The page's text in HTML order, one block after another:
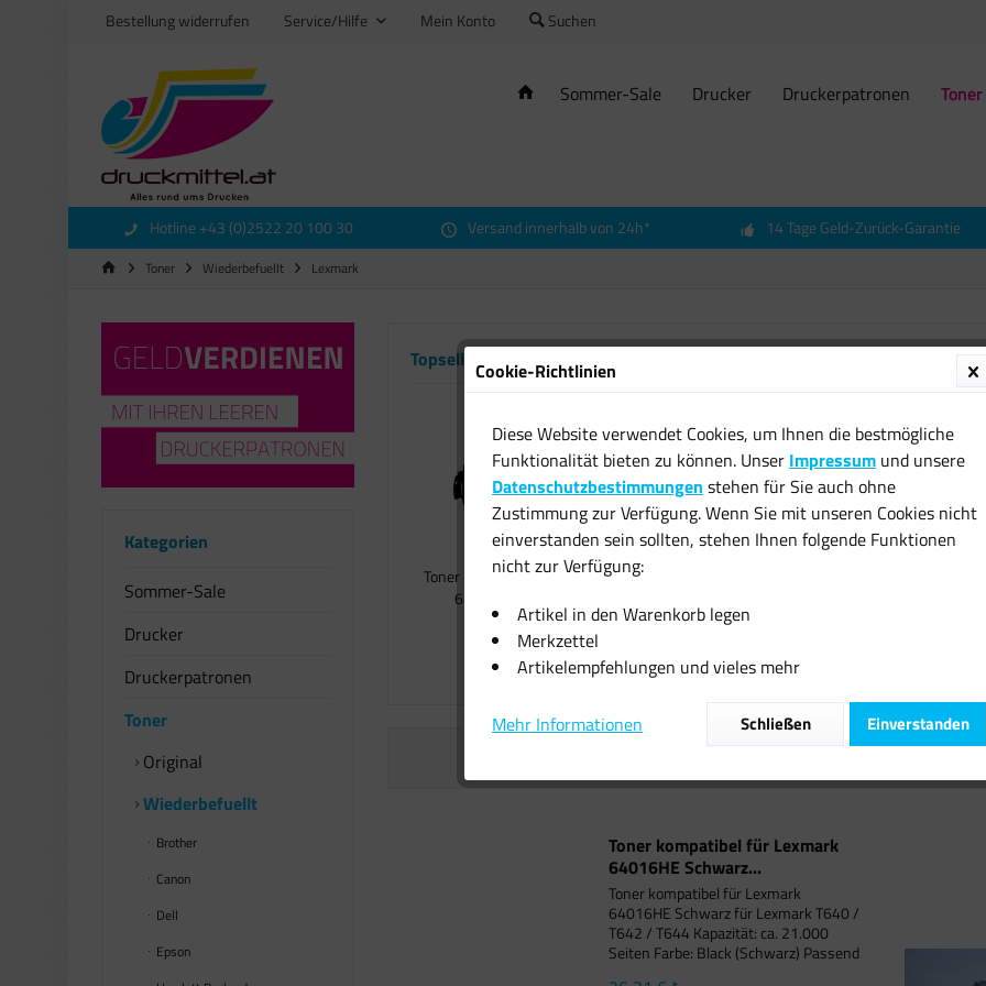
Bestellung widerrufen Service/Hilfe Mein Konto Suchen
Sommer-Sale Drucker Druckerpatronen Toner
Hotline +43 (0)2522 20 100 30 Versand innerhalb von 24h* 14 Tage Geld-Zurück-Garantie
Toner Wiederbefuellt Lexmark
Kategorien
Sommer-Sale
Drucker
Druckerpatronen
Toner
Original
Wiederbefuellt
Brother
Canon
Dell
Epson
Topseller
Toner kompatibel für Lexmark
64016HE Schwarz...
26,21 € *
Lexmark
Toner kompatibel für Lexmark
64016HE Schwarz...
Toner kompatibel für Lexmark
64016HE Schwarz für Lexmark T640 /
T642 / T644 Kapazität: ca. 21.000
Seiten Farbe: Black (Schwarz) Passend
Cookie-Richtlinien
Diese Website verwendet Cookies, um Ihnen die bestmögliche
Funktionalität bieten zu können. Unser Impressum und unsere
Datenschutzbestimmungen stehen für Sie auch ohne
Zustimmung zur Verfügung. Wenn Sie mit unseren Cookies nicht
einverstanden sein sollten, stehen Ihnen folgende Funktionen
nicht zur Verfügung:
Artikel in den Warenkorb legen
Merkzettel
Artikelempfehlungen und vieles mehr
Mehr Informationen Einverstanden
Schließen